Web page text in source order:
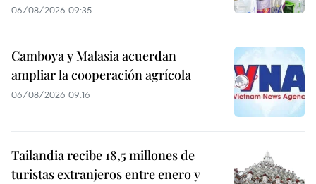
06/08/2026 09:35
Camboya y Malasia acuerdan
ampliar la cooperación agrícola
06/08/2026 09:16
Tailandia recibe 18,5 millones de
turistas extranjeros entre enero y